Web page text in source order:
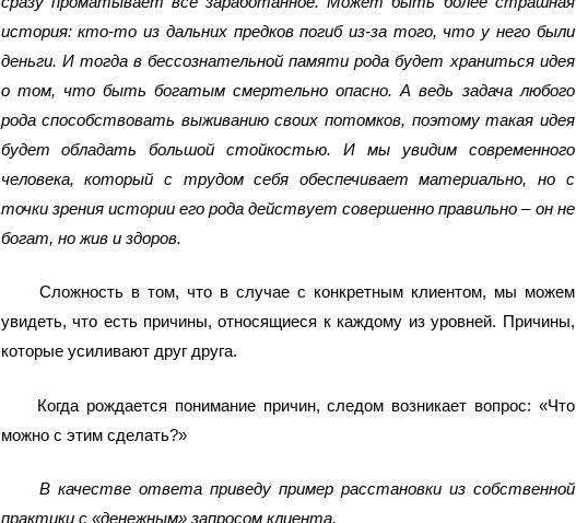
история: кто-то из дальних предков погиб из-за того, что у него были
деньги. И тогда в бессознательной памяти рода будет храниться идея
о том, что быть богатым смертельно опасно. А ведь задача любого
рода способствовать выживанию своих потомков, поэтому такая идея
будет обладать большой стойкостью. И мы увидим современного
человека, который с трудом себя обеспечивает материально, но с
точки зрения истории его рода действует совершенно правильно – он не
богат, но жив и здоров.
Сложность в том, что в случае с конкретным клиентом, мы можем
увидеть, что есть причины, относящиеся к каждому из уровней. Причины,
которые усиливают друг друга.
Когда рождается понимание причин, следом возникает вопрос: «Что
можно с этим сделать?»
В качестве ответа приведу пример расстановки из собственной
практики с «денежным» запросом клиента.